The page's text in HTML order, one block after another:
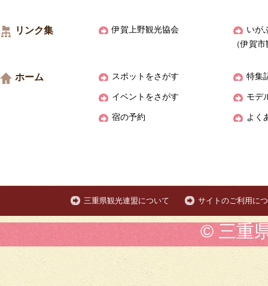
リンク集 伊賀上野観光協会
いが
（伊賀
ホーム スポットをさがす
イベントをさがす
宿の予約
特集
モデ
よく
三重県観光連盟について サイトのご利用に
© 三重